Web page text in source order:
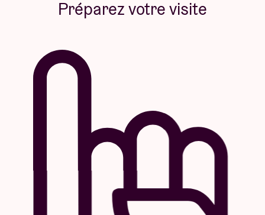
Préparez votre visite